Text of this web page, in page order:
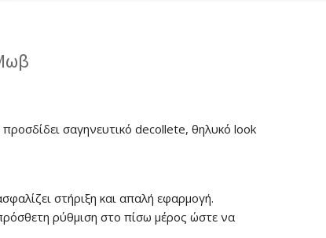
σαγηνευτικό decollete, θηλυκό look
στήριξη και απαλή εφαρμογή.
ρύθμιση στο πίσω μέρος ώστε να